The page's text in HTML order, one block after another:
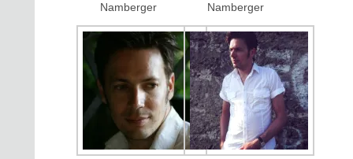
Namberger
Namberger